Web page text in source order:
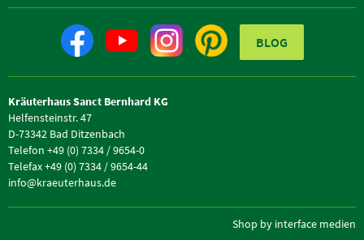
BLOG
Kräuterhaus Sanct Bernhard KG
Helfensteinstr. 47
D-73342 Bad Ditzenbach
Telefon +49 (0) 7334 / 9654-0
Telefax +49 (0) 7334 / 9654-44
info@kraeuterhaus.de
Shop by interface medien